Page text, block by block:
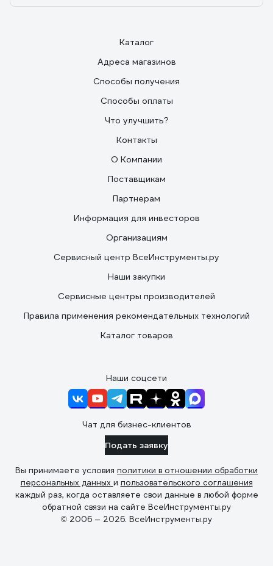
Каталог
Адреса магазинов
Способы получения
Способы оплаты
Что улучшить?
Контакты
О Компании
Поставщикам
Партнерам
Информация для инвесторов
Организациям
Сервисный центр ВсеИнструменты.ру
Наши закупки
Сервисные центры производителей
Правила применения рекомендательных технологий
Каталог товаров
Наши соцсети
Чат для бизнес-клиентов
Подать заявку
Вы принимаете условия политики в отношении обработки
персональных данных и пользовательского соглашения
каждый раз, когда оставляете свои данные в любой форме
обратной связи на сайте ВсеИнструменты.ру
© 2006 — 2026. ВсеИнструменты.ру